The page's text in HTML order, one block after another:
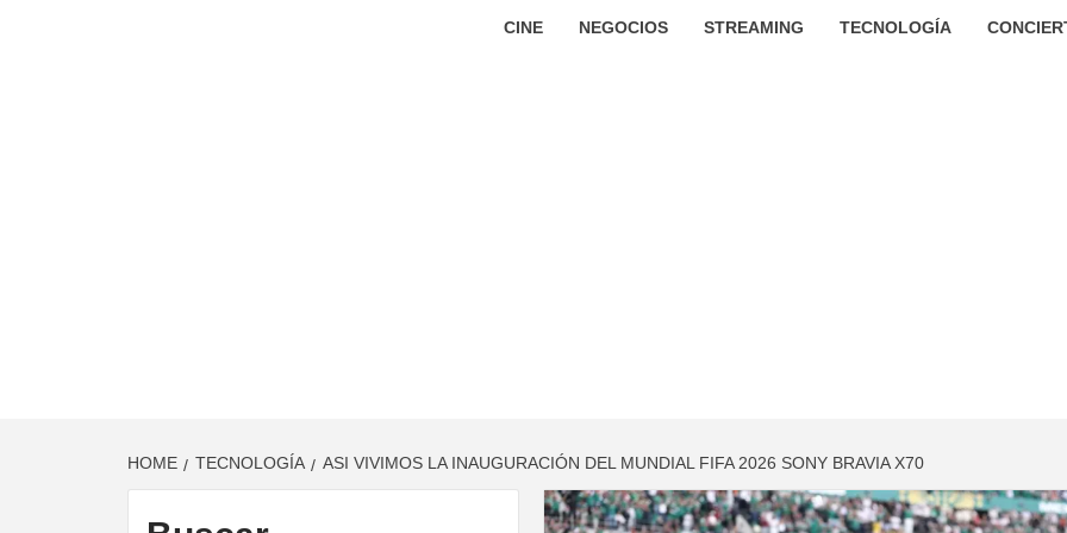
CINE NEGOCIOS STREAMING TECNOLOGÍA
HOME TECNOLOGÍA ASI VIVIMOS LA INAUGURACIÓN DEL MUNDIAL FIFA 2026 SONY BRAVIA X70